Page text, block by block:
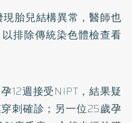
胎兒結構異常，醫師也
排除傳統染色體檢查看
12週接受NIPT，結果疑
刺確診；另一位25歲孕